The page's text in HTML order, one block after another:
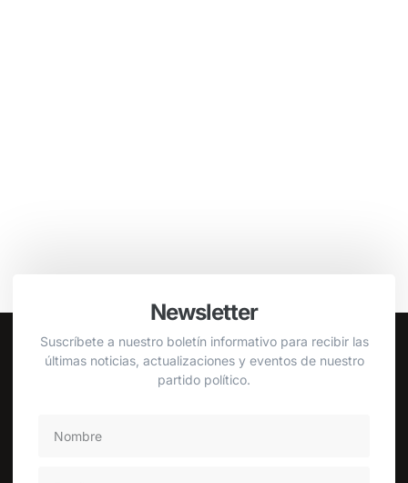
Newsletter
Suscríbete a nuestro boletín informativo para recibir las
últimas noticias, actualizaciones y eventos de nuestro
partido político.